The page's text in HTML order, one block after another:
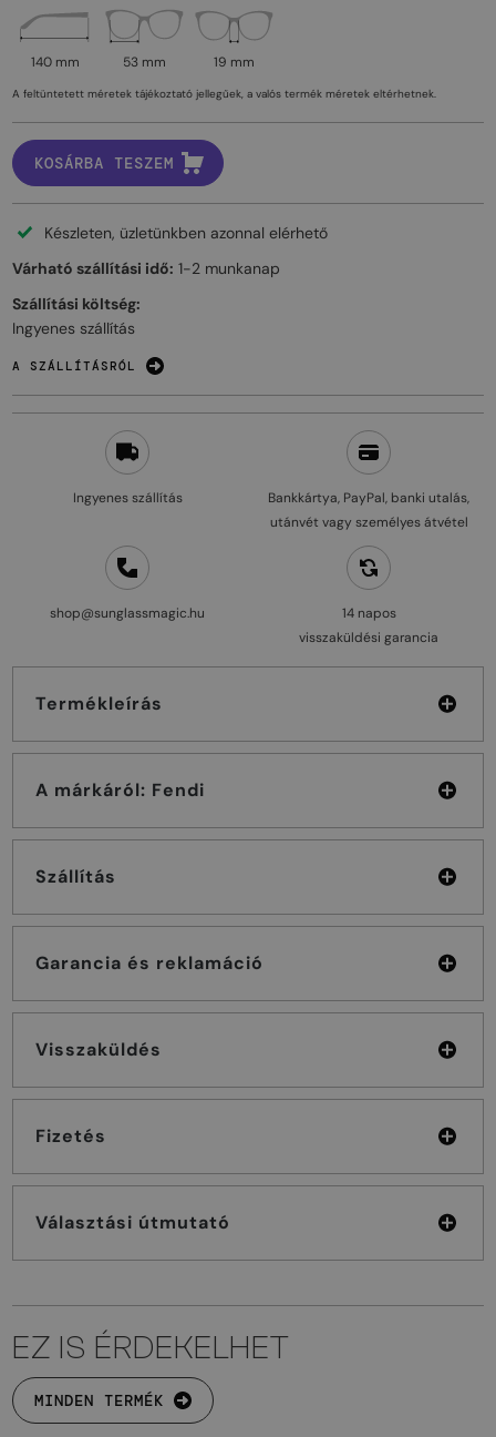
Ingyenes szállítás
Bankkártya, PayPal, banki utalás,
utánvét vagy személyes átvétel
shop@sunglassmagic.hu
14 napos
visszaküldési garancia
Termékleírás
A márkáról: Fendi
Szállítás
Garancia és reklamáció
Visszaküldés
Fizetés
Választási útmutató
140 mm 53 mm 19 mm
A feltüntetett méretek tájékoztató jellegűek, a valós termék méretek eltérhetnek.
KOSÁRBA TESZEM
Készleten, üzletünkben azonnal elérhető
Várható szállítási idő: 1-2 munkanap
Szállítási költség:
Ingyenes szállítás
A SZÁLLÍTÁSRÓL
EZ IS ÉRDEKELHET
MINDEN TERMÉK